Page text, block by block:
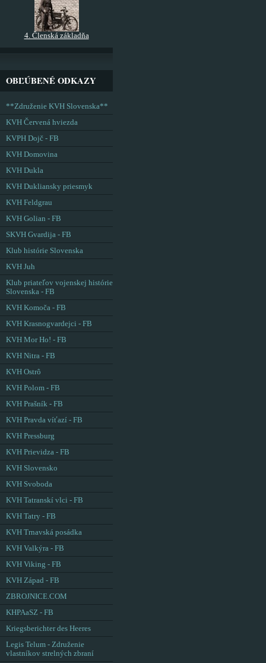
4. Členská základňa
OBĽÚBENÉ ODKAZY
**Združenie KVH Slovenska**
KVH Červená hviezda
KVPH Dojč - FB
KVH Domovina
KVH Dukla
KVH Dukliansky priesmyk
KVH Feldgrau
KVH Golian - FB
SKVH Gvardija - FB
Klub histórie Slovenska
KVH Juh
Klub priateľov vojenskej histórie
Slovenska - FB
KVH Komoča - FB
KVH Krasnogvardejci - FB
KVH Mor Ho! - FB
KVH Nitra - FB
KVH Ostrô
KVH Polom - FB
KVH Prašník - FB
KVH Pravda víťazí - FB
KVH Pressburg
KVH Prievidza - FB
KVH Slovensko
KVH Svoboda
KVH Tatranskí vlci - FB
KVH Tatry - FB
KVH Trnavská posádka
KVH Valkýra - FB
KVH Viking - FB
KVH Západ - FB
ZBROJNICE.COM
KHPAaSZ - FB
Kriegsberichter des Heeres
Legis Telum - Združenie
vlastníkov strelných zbraní